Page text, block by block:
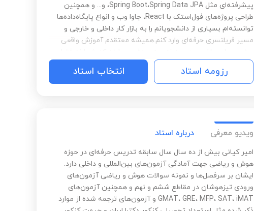
پیشرفته‌ای مثل Spring Boot،Spring Data JPA، و... و همچنین
طراحی پروژه‌های فول‌استک با React، جاوا وب و انواع پایگاه‌داده‌ها
توانسته‌ام بسیاری از دانشجویانم را به بازار کار داخلی و خارجی و
مسیر فریلنسری حرفه‌ای وارد کنم.همیشه معتقدم آموزش واقعی
برنامه‌نویسی یاد بگیرید، بلکه بتونید با تسلط کامل وارد بازار کار
بشید، استخدام شوید یا پروژه‌های واقعی بگیرید.من در این مسیر
کنار شما هستم تا با آموزش منظم، پروژه‌محور و سطح‌بندی‌شده، در
و ظرفیت هر دانشجو*
رزومه استاد انتخاب استاد
ویدیو معرفی درباره استاد
امیر کیانی بیش از ده سال سال سابقه تدریس حرفه‌ای در حوزه
هوش و ریاضی جهت آمادگی آزمون‌های بین‌المللی و داخلی دارد.
ایشان بر سرفصل‌ها و نمونه سوالات هوش و ریاضی آزمون‌های
ورودی تیزهوشان در مقاطع ششم و نهم و همچنین آزمون‌های
GMAT، GRE، MFP، SAT، iMAT و آزمون‌های ترجمه شده از موارد